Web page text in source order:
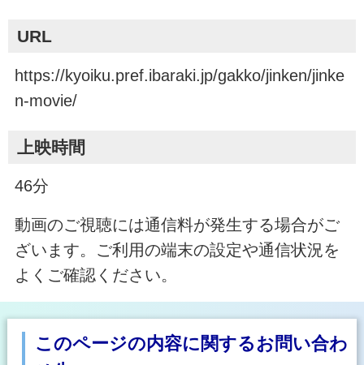
URL
https://kyoiku.pref.ibaraki.jp/gakko/jinken/jinke
n-movie/
上映時間
46分
動画のご視聴には通信料が発生する場合がご
ざいます。ご利用の端末の設定や通信状況を
よくご確認ください。
このページの内容に関するお問い合わ